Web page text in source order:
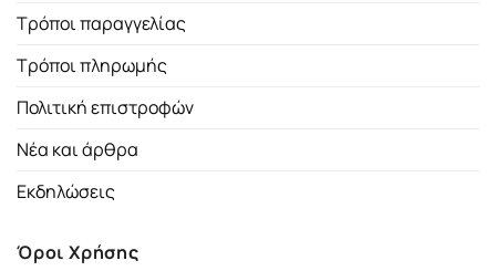
Τρόποι παραγγελίας
Τρόποι πληρωμής
Πολιτική επιστροφών
Νέα και άρθρα
Εκδηλώσεις
Όροι Χρήσης